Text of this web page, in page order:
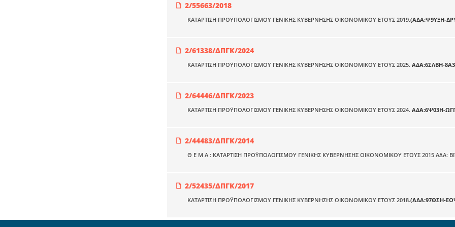
2/55663/2018
ΚΑΤΑΡΤΙΣΗ ΠΡΟΫΠΟΛΟΓΙΣΜΟΥ ΓΕΝΙΚΗΣ ΚΥΒΕΡΝΗΣΗΣ ΟΙΚΟΝΟΜΙΚΟΥ ΕΤΟΥΣ 2019.(ΑΔΑ:Ψ9ΥΞΗ-
2/61338/ΔΠΓΚ/2024
ΚΑΤΑΡΤΙΣΗ ΠΡΟΫΠΟΛΟΓΙΣΜΟΥ ΓΕΝΙΚΗΣ ΚΥΒΕΡΝΗΣΗΣ ΟΙΚΟΝΟΜΙΚΟΥ ΕΤΟΥΣ 2025. ΑΔΑ:6ΣΛΒΗ-8Α3
2/64446/ΔΠΓΚ/2023
ΚΑΤΑΡΤΙΣΗ ΠΡΟΫΠΟΛΟΓΙΣΜΟΥ ΓΕΝΙΚΗΣ ΚΥΒΕΡΝΗΣΗΣ ΟΙΚΟΝΟΜΙΚΟΥ ΕΤΟΥΣ 2024. ΑΔΑ:6Ψ03Η-
2/44483/ΔΠΓΚ/2014
Θ Ε Μ Α : ΚΑΤΑΡΤΙΣΗ ΠΡΟΫΠΟΛΟΓΙΣΜΟΥ ΓΕΝΙΚΗΣ ΚΥΒΕΡΝΗΣΗΣ ΟΙΚΟΝΟΜΙΚΟΥ ΕΤΟΥΣ 2015 ΑΔΑ:
2/52435/ΔΠΓΚ/2017
ΚΑΤΑΡΤΙΣΗ ΠΡΟΫΠΟΛΟΓΙΣΜΟΥ ΓΕΝΙΚΗΣ ΚΥΒΕΡΝΗΣΗΣ ΟΙΚΟΝΟΜΙΚΟΥ ΕΤΟΥΣ 2018.(ΑΔΑ:97ΘΣΗ-